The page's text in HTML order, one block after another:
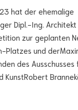
hat der ehemalige
Dipl.-Ing.
zur geplanten
Platzes und
des Ausschusses
KunstRobert